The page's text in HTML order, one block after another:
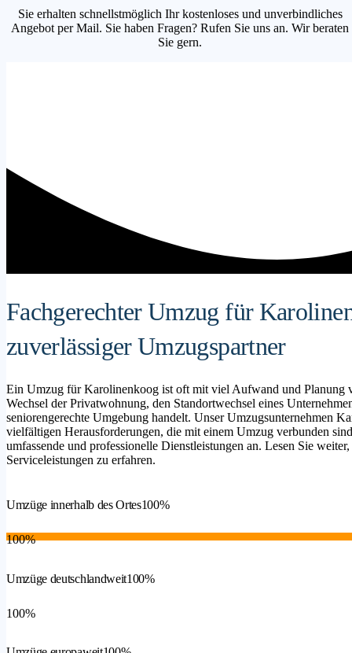
Sie erhalten schnellstmöglich Ihr kostenloses und unverbindliches
Angebot per Mail. Sie haben Fragen? Rufen Sie uns an. Wir beraten
Sie gern.
Fachgerechter Umzug für
zuverlässiger Umzugspartner
Ein Umzug für Karolinenkoog ist oft mit viel Aufwand und Planung
Wechsel der Privatwohnung, den Standortwechsel eines
seniorengerechte Umgebung handelt. Unser Umzugsunternehmen
vielfältigen Herausforderungen, die mit einem Umzug verbunden
umfassende und professionelle Dienstleistungen an. Lesen Sie
Serviceleistungen zu erfahren.
Umzüge innerhalb des Ortes100%
100%
Umzüge deutschlandweit100%
100%